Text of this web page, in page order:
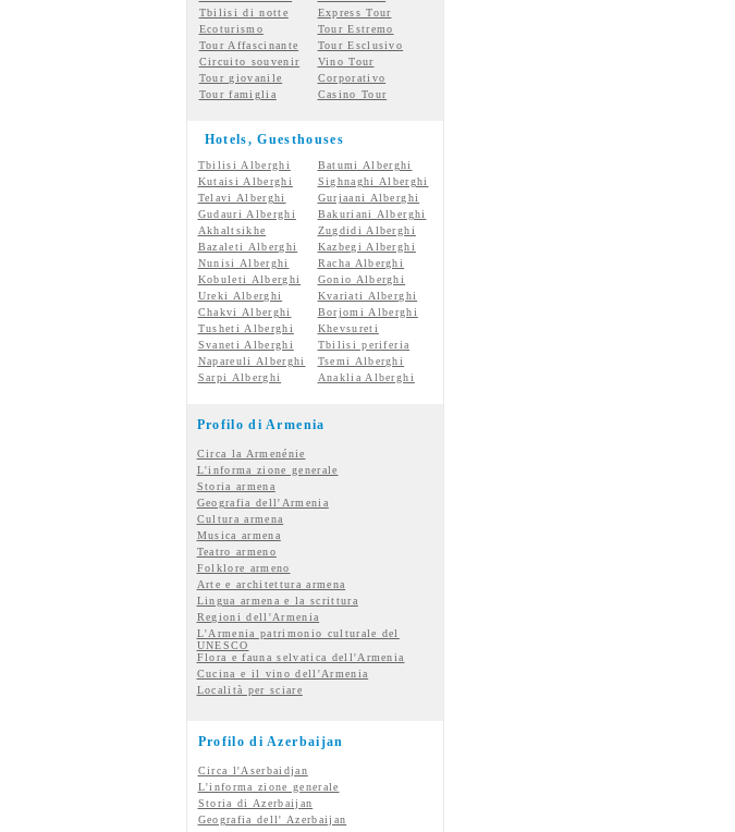
Tbilisi di notte
Express Tour
Ecoturismo
Tour Estremo
Tour Affascinante
Tour Esclusivo
Circuito souvenir
Vino Tour
Tour giovanile
Corporativo
Tour famiglia
Casino Tour
Hotels, Guesthouses
Tbilisi Alberghi
Batumi Alberghi
Kutaisi Alberghi
Sighnaghi Alberghi
Telavi Alberghi
Gurjaani Alberghi
Gudauri Alberghi
Bakuriani Alberghi
Akhaltsikhe
Zugdidi Alberghi
Bazaleti Alberghi
Kazbegi Alberghi
Nunisi Alberghi
Racha Alberghi
Kobuleti Alberghi
Gonio Alberghi
Ureki Alberghi
Kvariati Alberghi
Chakvi Alberghi
Borjomi Alberghi
Tusheti Alberghi
Khevsureti
Svaneti Alberghi
Tbilisi periferia
Napareuli Alberghi
Tsemi Alberghi
Sarpi Alberghi
Anaklia Alberghi
Profilo di Armenia
Circa la Armenénie
L'informa zione generale
Storia armena
Geografia dell'Armenia
Cultura armena
Musica armena
Teatro armeno
Folklore armeno
Arte e architettura armena
Lingua armena e la scrittura
Regioni dell'Armenia
L'Armenia patrimonio culturale del
UNESCO
Flora e fauna selvatica dell'Armenia
Cucina e il vino dell'Armenia
Località per sciare
Profilo di Azerbaijan
Circa l'Aserbaidjan
L'informa zione generale
Storia di Azerbaijan
Geografia dell' Azerbaijan